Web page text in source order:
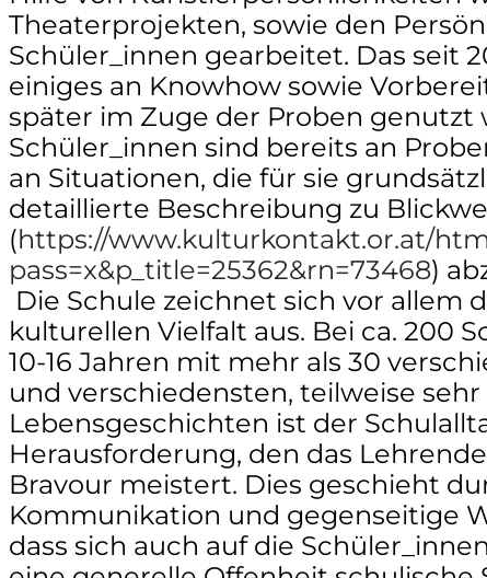
Theaterprojekten, sowie den
Schüler_innen gearbeitet. Das seit
einiges an Knowhow sowie
später im Zuge der Proben genutzt
Schüler_innen sind bereits an
an Situationen, die für sie
detaillierte Beschreibung zu
(https://www.kulturkontakt.or.at/
pass=x&p_title=25362&rn=73468)
Die Schule zeichnet sich vor allem
kulturellen Vielfalt aus. Bei ca. 200
10-16 Jahren mit mehr als 30
und verschiedensten, teilweise
Lebensgeschichten ist der
Herausforderung, den das
Bravour meistert. Dies geschieht
Kommunikation und gegenseitige
dass sich auch auf die